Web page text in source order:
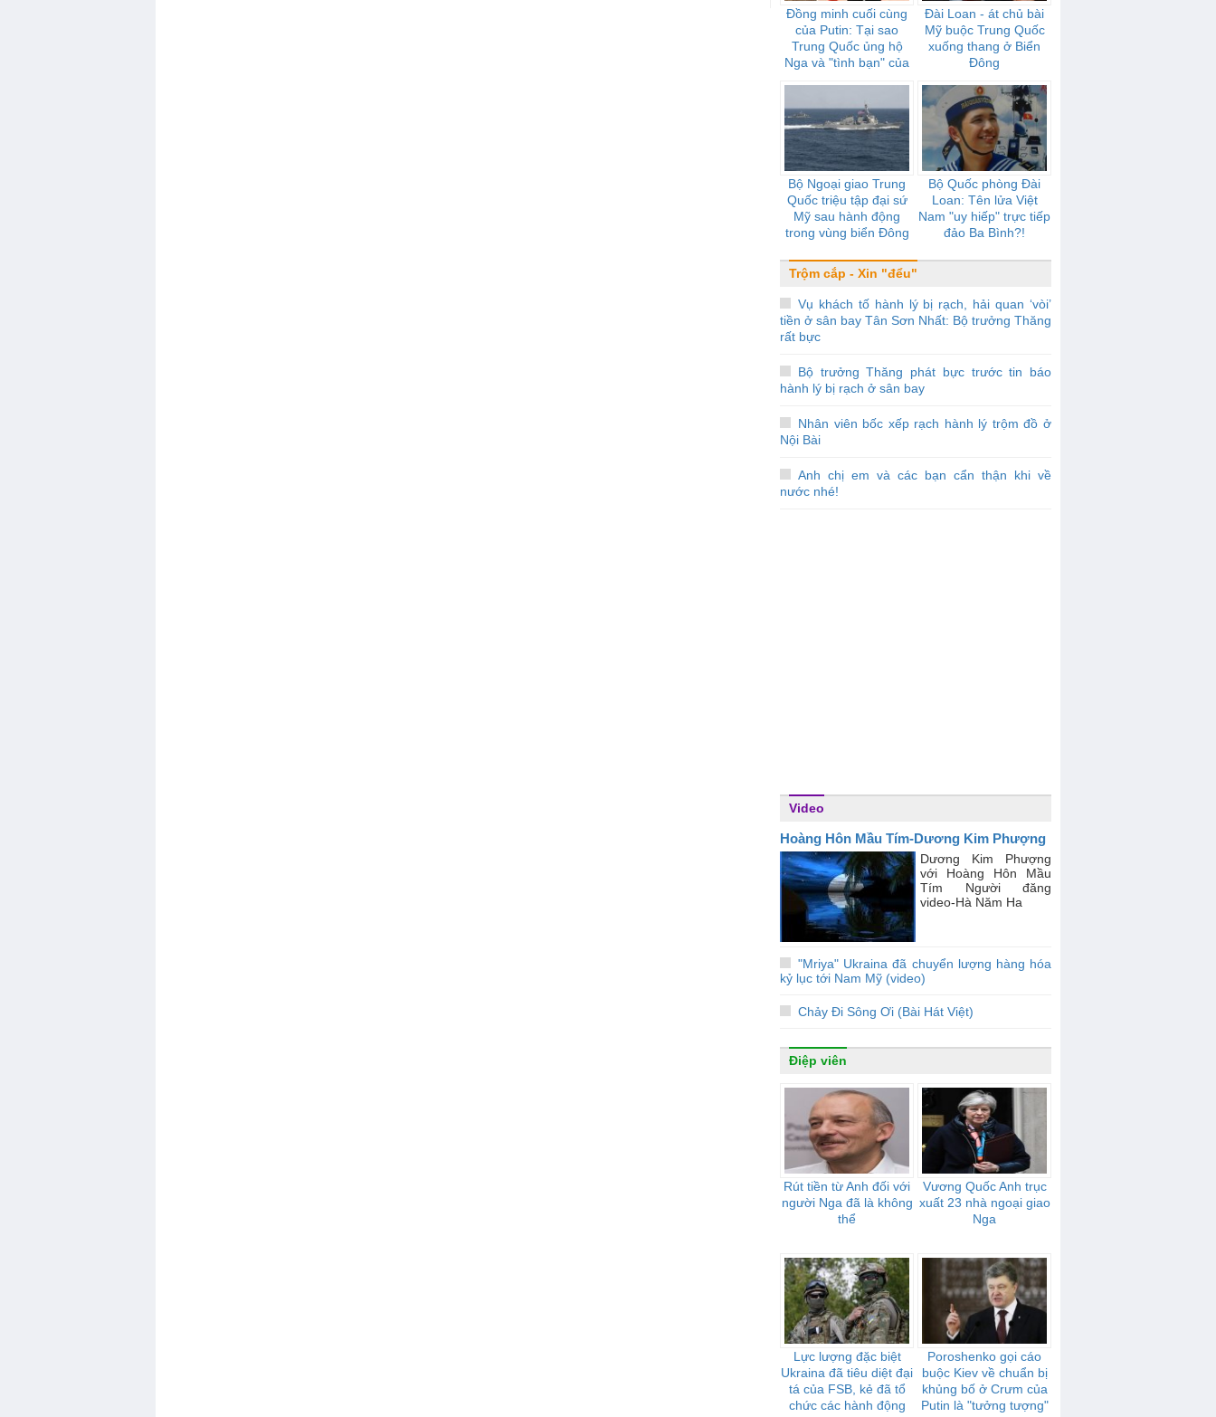
Đồng minh cuối cùng
của Putin: Tại sao
Trung Quốc ủng hộ
Nga và "tình bạn" của
Đài Loan - át chủ bài
Mỹ buộc Trung Quốc
xuống thang ở Biển
Đông
Bộ Ngoại giao Trung
Quốc triệu tập đại sứ
Mỹ sau hành động
trong vùng biển Đông
Bộ Quốc phòng Đài
Loan: Tên lửa Việt
Nam "uy hiếp" trực tiếp
đảo Ba Bình?!
Trộm cắp - Xin "đểu"
Vụ khách tố hành lý bị rạch, hải quan ‘vòi’
tiền ở sân bay Tân Sơn Nhất: Bộ trưởng Thăng
rất bực
Bộ trưởng Thăng phát bực trước tin báo
hành lý bị rạch ở sân bay
Nhân viên bốc xếp rạch hành lý trộm đồ ở
Nội Bài
Anh chị em và các bạn cẩn thận khi về
nước nhé!
Video
Hoàng Hôn Mầu Tím-Dương Kim Phượng
Dương Kim Phượng
với Hoàng Hôn Mầu
Tím Người đăng
video-Hà Năm Ha
"Mriya" Ukraina đã chuyển lượng hàng hóa
kỷ lục tới Nam Mỹ (video)
Chảy Đi Sông Ơi (Bài Hát Việt)
Điệp viên
Rút tiền từ Anh đối với
người Nga đã là không
thể
Vương Quốc Anh trục
xuất 23 nhà ngoại giao
Nga
Lực lượng đặc biệt
Ukraina đã tiêu diệt đại
tá của FSB, kẻ đã tổ
chức các hành động
Poroshenko gọi cáo
buộc Kiev về chuẩn bị
khủng bố ở Crưm của
Putin là "tưởng tượng"